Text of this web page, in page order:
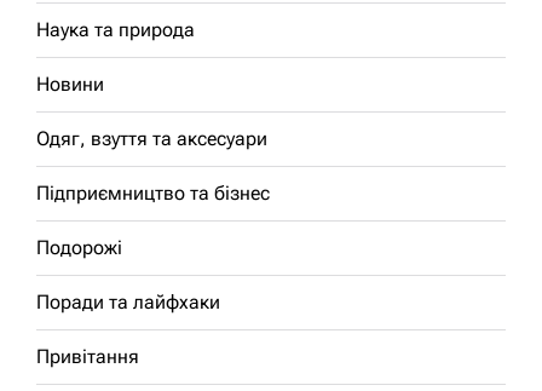
Наука та природа
Новини
Одяг, взуття та аксесуари
Підприємництво та бізнес
Подорожі
Поради та лайфхаки
Привітання